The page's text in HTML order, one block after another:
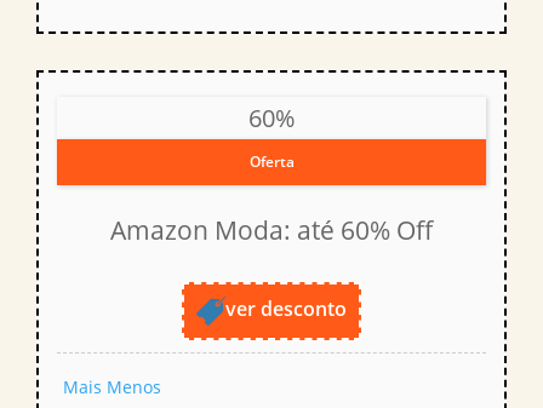
60%
Oferta
Amazon Moda: até 60% Off
ver desconto
Mais Menos